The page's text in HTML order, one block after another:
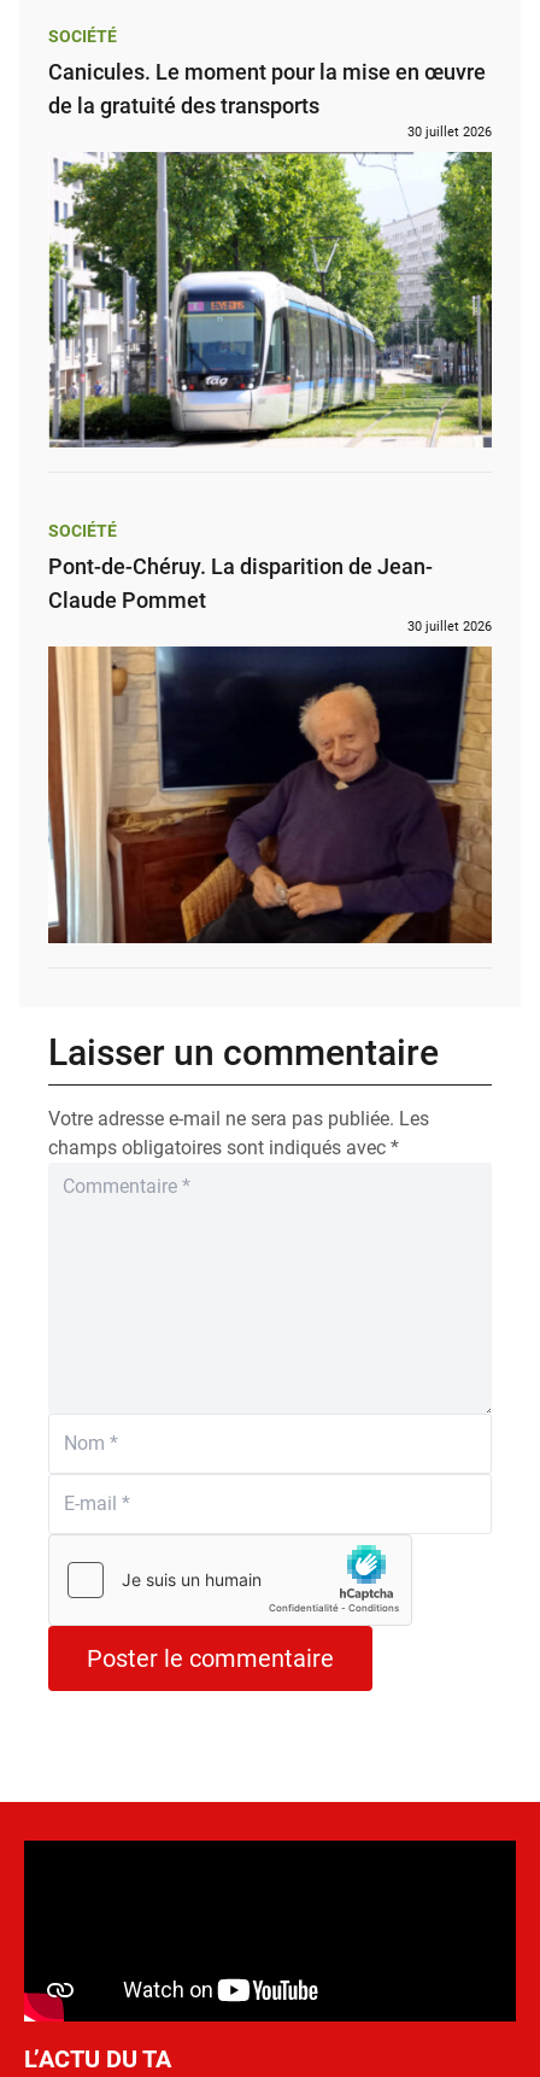
SOCIÉTÉ
Canicules. Le moment pour la mise en œuvre
de la gratuité des transports
30 juillet 2026
SOCIÉTÉ
Pont-de-Chéruy. La disparition de Jean-
Claude Pommet
30 juillet 2026
Laisser un commentaire
Votre adresse e-mail ne sera pas publiée. Les
champs obligatoires sont indiqués avec *
L’ACTU DU TA